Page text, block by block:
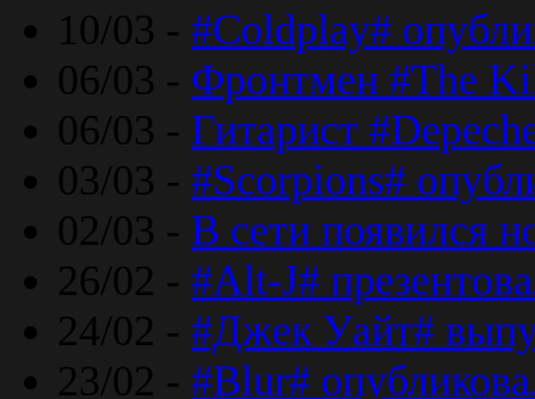
10/03 - #Coldplay#
06/03 - Фронтмен #The
06/03 - Гитарист
03/03 - #Scorpions#
02/03 - В сети появился
26/02 - #Alt-J#
24/02 - #Джек Уайт#
23/02 - #Blur#